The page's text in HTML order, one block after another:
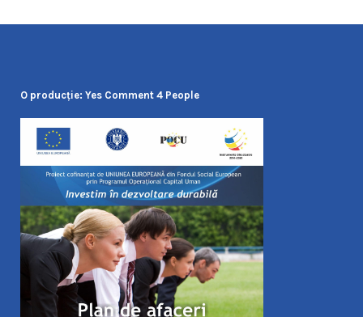
O producţie: Yes Comment 4 People